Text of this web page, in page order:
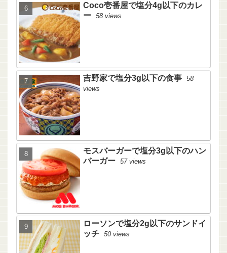
Coco壱番屋で塩分4g以下のカレ
ー 58 views
吉野家で塩分3g以下の食事 58
views
モスバーガーで塩分3g以下のハン
バーガー 57 views
ローソンで塩分2g以下のサンドイ
ッチ 50 views